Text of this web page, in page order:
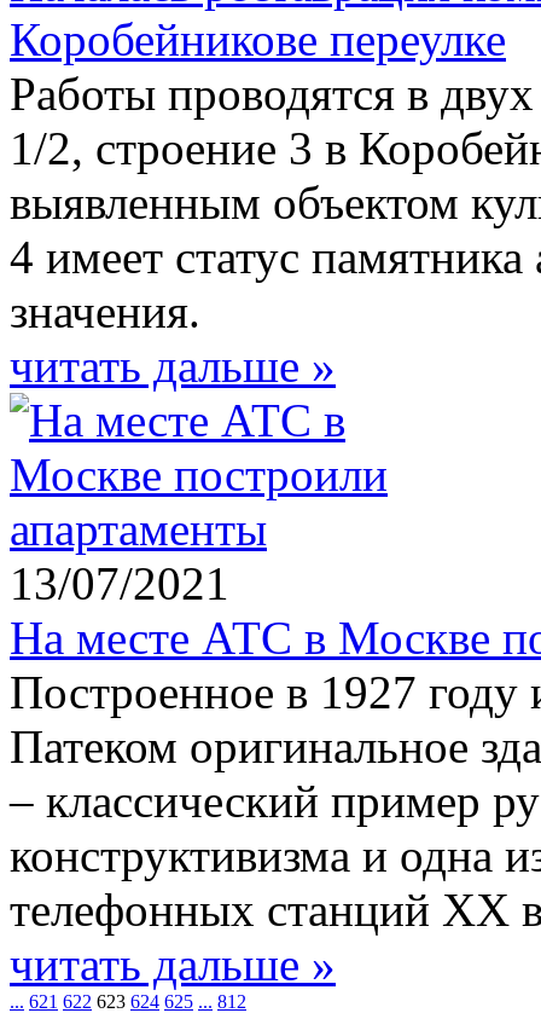
Коробейникове переулке
Работы проводятся в
1/2, строение 3 в
выявленным объектом
4 имеет статус
значения.
читать дальше »
13/07/2021
На месте АТС в Москве
Построенное в 1927
Патеком оригинальное
– классический пример
конструктивизма и одна
телефонных станций XX
читать дальше »
... 621 622 623 624 625 ... 812